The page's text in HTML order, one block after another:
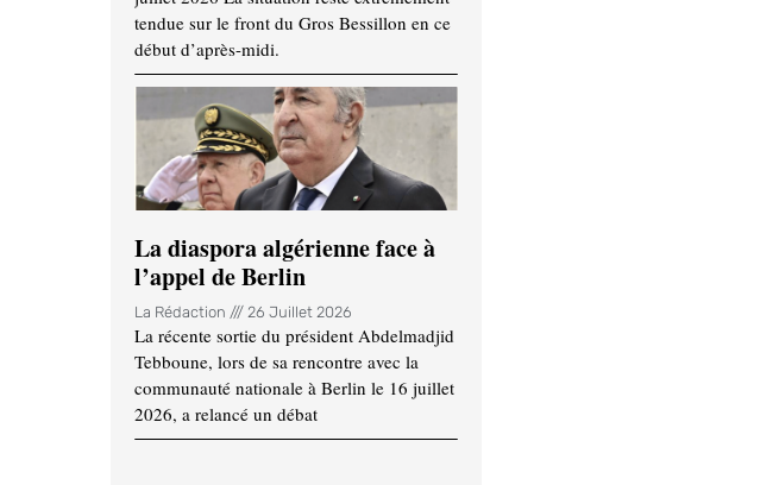
tendue sur le front du Gros Bessillon en ce
début d’après-midi.
La diaspora algérienne face à
l’appel de Berlin
La Rédaction 26 Juillet 2026
La récente sortie du président Abdelmadjid
Tebboune, lors de sa rencontre avec la
communauté nationale à Berlin le 16 juillet
2026, a relancé un débat